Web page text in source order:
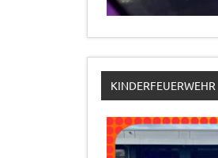
KINDERFEUERWEHR